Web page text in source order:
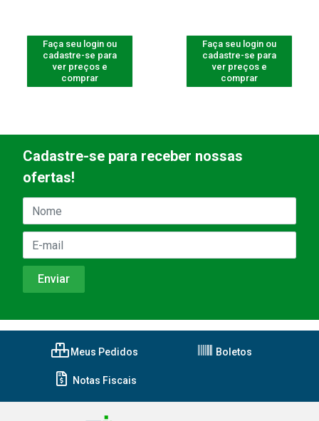
Faça seu login ou
cadastre-se para
ver preços e
comprar
Faça seu login ou
cadastre-se para
ver preços e
comprar
Cadastre-se para receber nossas
ofertas!
Meus Pedidos Boletos
Notas Fiscais